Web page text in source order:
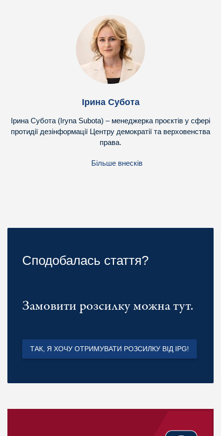
Ірина Субота
Ірина Субота (Iryna Subota) – менеджерка проєктів у сфері
протидії дезінформації Центру демократії та верховенства
права.
Більше внесків
Сподобалась стаття?
Замовити розсилку можна тут.
ТАК, Я ХОЧУ ОТРИМУВАТИ РОЗСИЛКУ ВІД IPG!